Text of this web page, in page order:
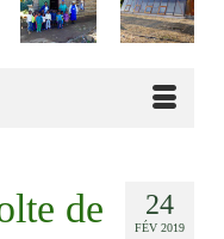
24
FÉV 2019
de